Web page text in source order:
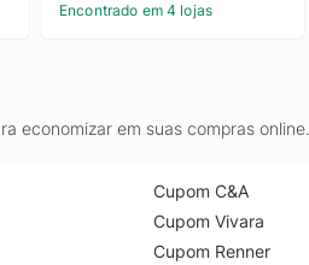
Encontrado em 4 lojas
economizar em suas compras online.
Cupom C&A
Cupom Vivara
Cupom Renner